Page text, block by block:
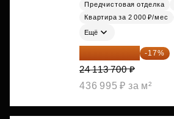
Предчистовая отделка
Квартира за 2 000 ₽/мес
Ещё
20 014 371 ₽ -17%
24 113 700 ₽
436 995 ₽ за м²